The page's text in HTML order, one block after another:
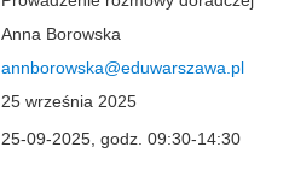
Anna Borowska
annborowska@eduwarszawa.pl
25 września 2025
25-09-2025, godz. 09:30-14:30